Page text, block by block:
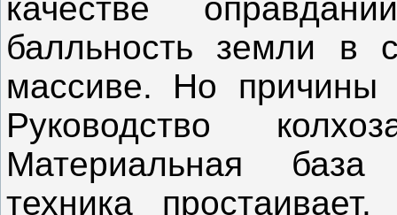
качестве
балльность земли в
массиве. Но причины
Руководство
Материальная база
техника